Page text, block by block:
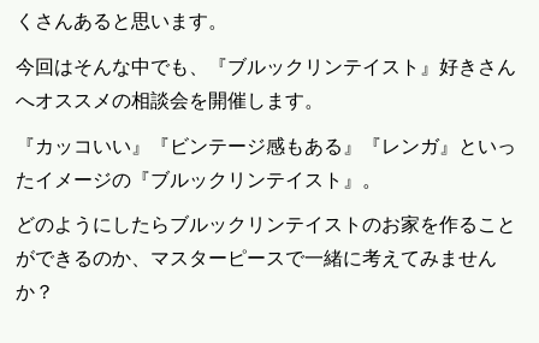
くさんあると思います。
今回はそんな中でも、『ブルックリンテイスト』好きさん
へオススメの相談会を開催します。
『カッコいい』『ビンテージ感もある』『レンガ』といっ
たイメージの『ブルックリンテイスト』。
どのようにしたらブルックリンテイストのお家を作ること
ができるのか、マスターピースで一緒に考えてみません
か？